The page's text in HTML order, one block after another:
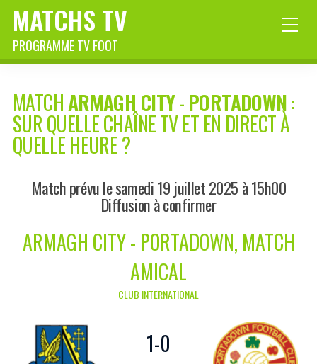
MATCHS TV
PROGRAMME TV FOOT
MATCHARMAGH CITY-PORTADOWN:
SUR QUELLE CHAÎNE TV ET EN DIRECT À
QUELLE HEURE ?
Match prévu le samedi 19 juillet 2025 à 15h00
Diffusion à confirmer
ARMAGH CITY - PORTADOWN, MATCH
AMICAL
CLUB INTERNATIONAL
1-0